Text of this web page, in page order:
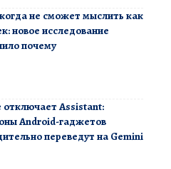
не сможет мыслить как
новое исследование
почему
отключает Assistant:
Android-гаджетов
переведут на Gemini